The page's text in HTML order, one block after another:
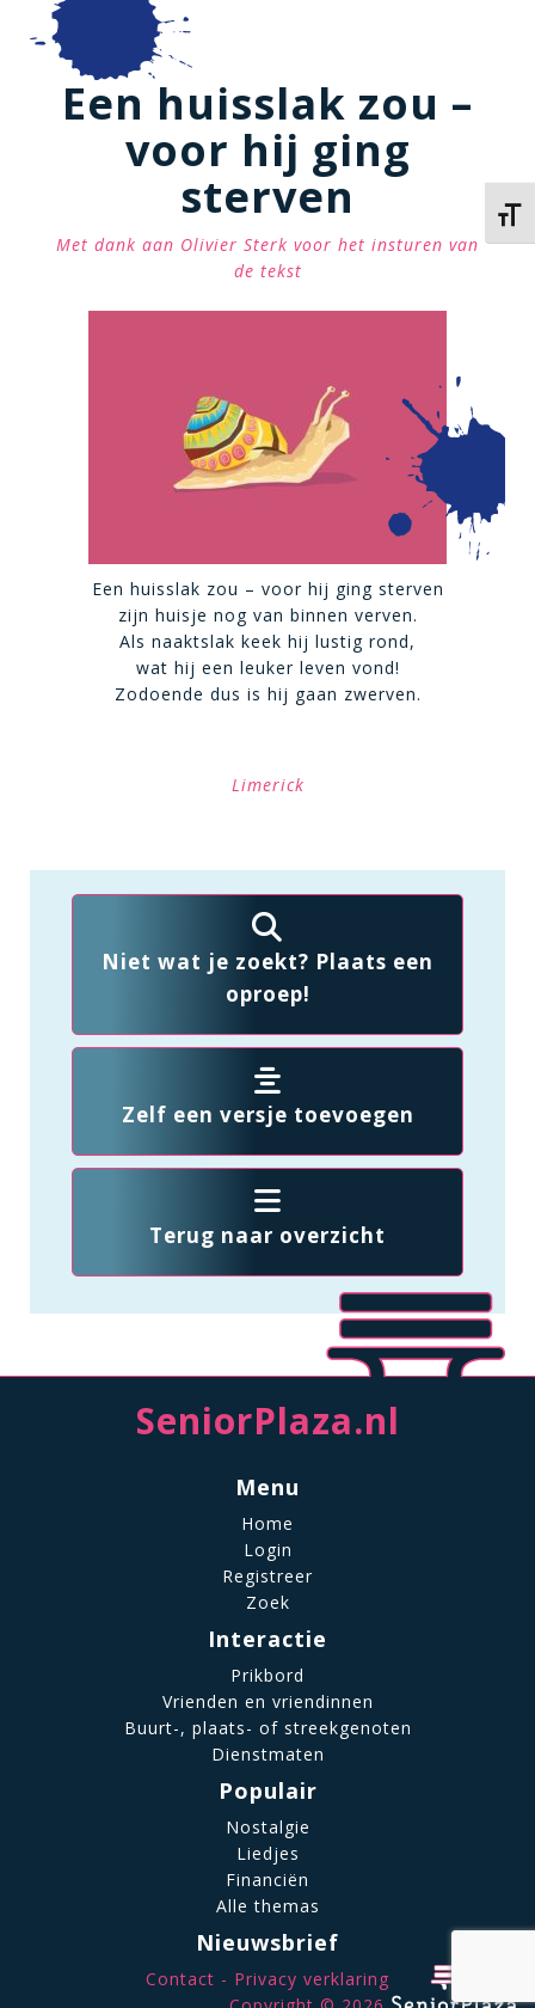
Een huisslak zou –
voor hij ging
sterven
Met dank aan Olivier Sterk voor het insturen van
de tekst
Een huisslak zou – voor hij ging sterven
zijn huisje nog van binnen verven.
Als naaktslak keek hij lustig rond,
wat hij een leuker leven vond!
Zodoende dus is hij gaan zwerven.
Limerick
Niet wat je zoekt? Plaats een
oproep!
Zelf een versje toevoegen
Terug naar overzicht
SeniorPlaza.nl
Menu
Home
Login
Registreer
Zoek
Interactie
Prikbord
Vrienden en vriendinnen
Buurt-, plaats- of streekgenoten
Dienstmaten
Populair
Nostalgie
Liedjes
Financiën
Alle themas
Nieuwsbrief
Contact
Privacy verklaring